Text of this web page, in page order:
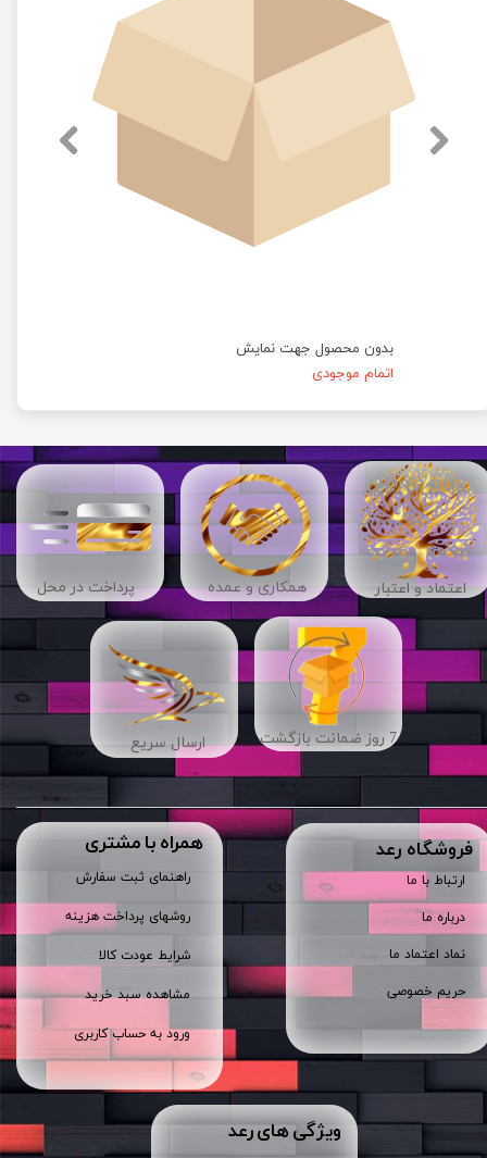
بدون محصول جهت نمایش
اتمام موجودی
ارسال سریع
​فروشگاه رعد
ارتباط با ما
درباره ما
نماد اعتماد ما
حریم خصوصی
همراه با مشتری
راهنمای ثبت سفارش
روشهای پرداخت هزینه
شرایط عودت کالا
مشاهده سبد خرید
ورود به حساب کاربری
ویژگی های رعد
اعتماد و اعتبار
7 روز ضمانت بازگشت
پرداخت در محل ​​همکاری و عمده